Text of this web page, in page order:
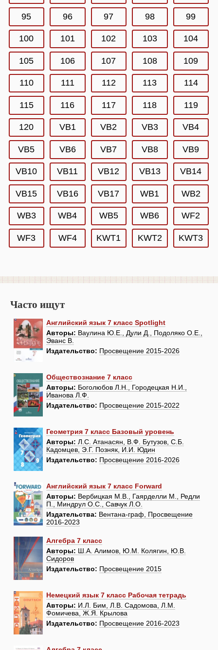
95 96 97 98 99
100 101 102 103 104
105 106 107 108 109
110 111 112 113 114
115 116 117 118 119
120 VB1 VB2 VB3 VB4
VB5 VB6 VB7 VB8 VB9
VB10 VB11 VB12 VB13 VB14
VB15 VB16 VB17 WB1 WB2
WB3 WB4 WB5 WB6 WF2
WF3 WF4 KWT1 KWT2 KWT3
Часто ищут
Английский язык 7 класс Spotlight
Авторы: Ваулина Ю.Е., Дули Д., Подоляко О.Е.,
Эванс В.
Издательство: Просвещение 2015-2026
Обществознание 7 класс
Авторы: Боголюбов Л.Н., Городецкая Н.И.,
Иванова Л.Ф.
Издательство: Просвещение 2015-2022
Геометрия 7 класс Базовый уровень
Авторы: Л.С. Атанасян, В.Ф. Бутузов, С.Б.
Кадомцев, Э.Г. Позняк, И.И. Юдин
Издательство: Просвещение 2016-2026
Английский язык 7 класс Forward
Авторы: Вербицкая М.В., Гаярделли М., Редли
П., Миндрул О.С., Савчук Л.О.
Издательства: Вентана-граф, Просвещение
2016-2023
Алгебра 7 класс
Авторы: Ш.А. Алимов, Ю.М. Колягин, Ю.В.
Сидоров
Издательство: Просвещение 2015
Немецкий язык 7 класс Рабочая тетрадь
Авторы: И.Л. Бим, Л.В. Садомова, Л.М.
Фомичева, Ж.Я. Крылова
Издательство: Просвещение 2016-2023